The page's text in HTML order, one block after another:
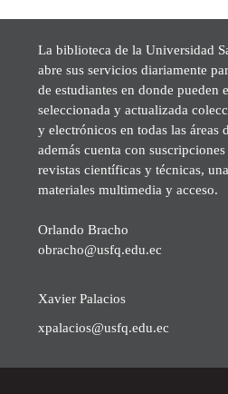
La biblioteca de la Universidad
abre sus servicios diariamente
de estudiantes en donde pueden
seleccionada y actualizada
y electrónicos en todas las áreas
además cuenta con
revistas científicas y técnicas,
materiales multimedia y acceso.
Orlando Bracho
obracho@usfq.edu.ec
Xavier Palacios
xpalacios@usfq.edu.ec